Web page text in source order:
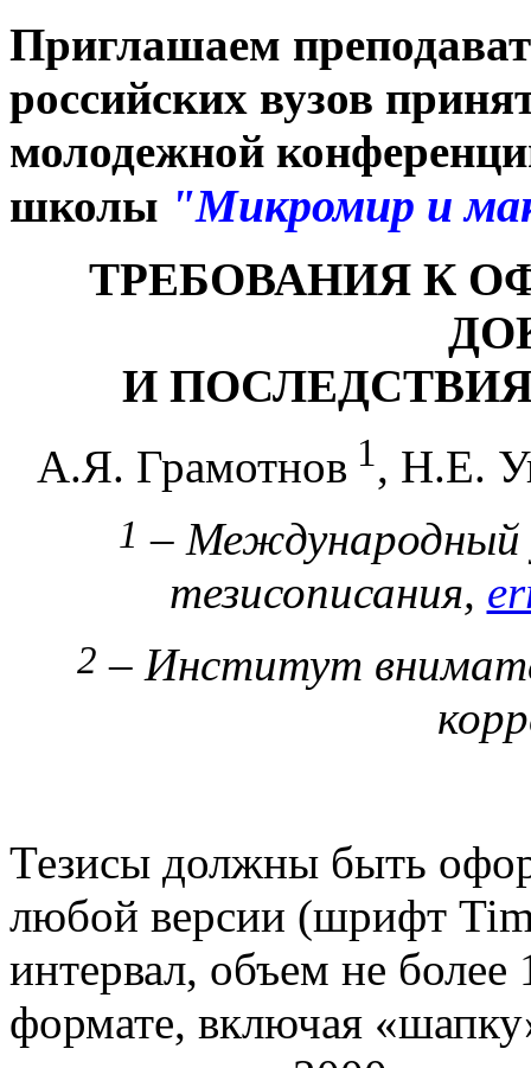
Приглашаем
российских вузов
молодежной
школы "Микромир и
ТРЕБОВАНИЯ К
И
А.Я. Грамотнов 1, Н.Е.
1 – Международный
тезисописания,
2 – Институт
Тезисы должны быть
любой версии (шрифт
интервал, объем не
формате, включая